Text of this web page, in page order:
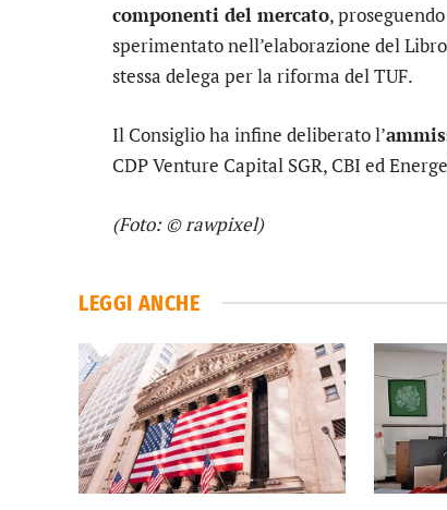
componenti del mercato,
sperimentato nell’elaborazione del
stessa delega per la riforma del TUF.
Il Consiglio ha infine deliberato l’
CDP Venture Capital SGR, CBI ed
(Foto: © rawpixel)
LEGGI ANCHE